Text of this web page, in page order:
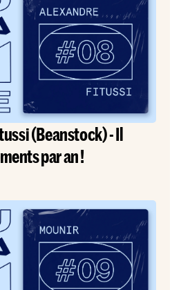
(Beanstock) - Il
par an !